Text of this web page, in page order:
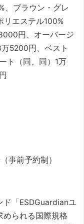
、ブラウン・グレ
エステル100%
円、オーバージ
5200円、ベスト
ト（同、同）1万
事前予約制）
「ESDGuardianユ
められる国際規格